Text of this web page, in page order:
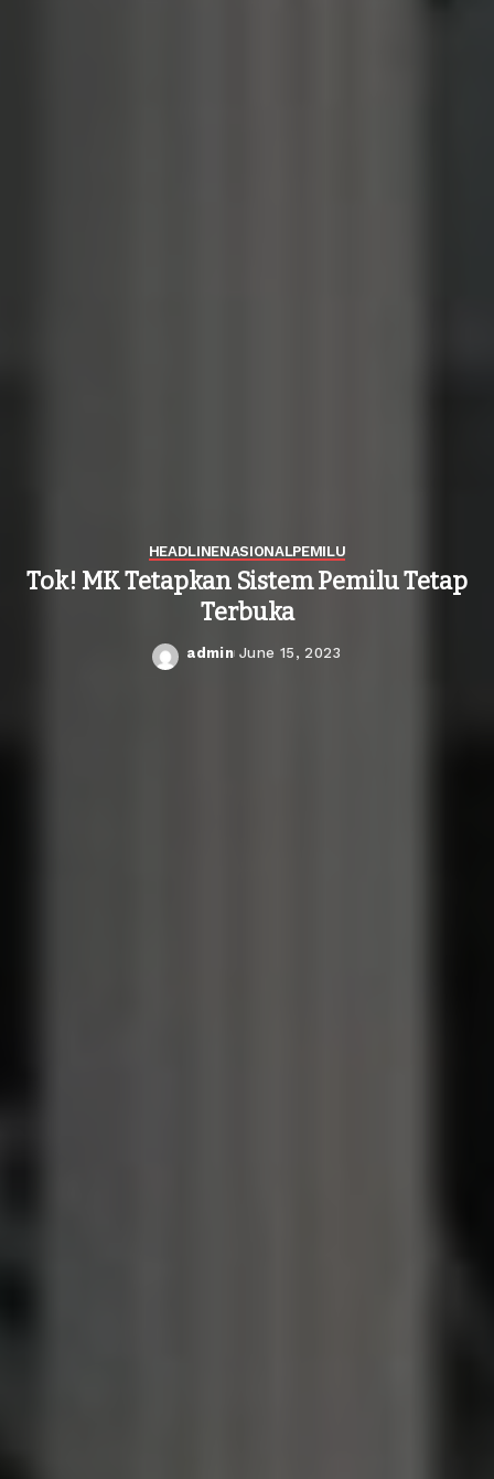
HEADLINENASIONALPEMILU
Tok! MK Tetapkan Sistem Pemilu Tetap
Terbuka
Posted
admin June 15, 2023